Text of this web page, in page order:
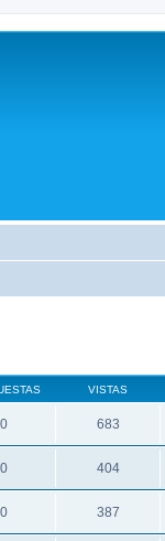
VISTAS
0 683
0 404
0 387